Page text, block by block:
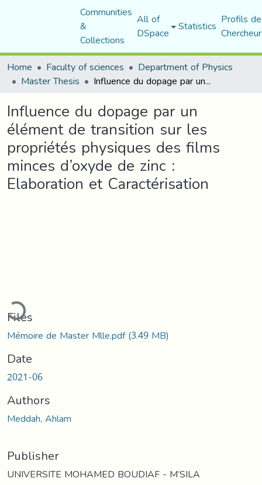
Communities
&
Collections
All of
DSpace Statistics Profils
Home
Faculty of sciences Department of Physics
Master Thesis Influence du dopage par un élément de transition sur les propriétés physiques des films minces d’oxyde de zinc : Elaboration et Caractérisation
Influence du dopage par un
élément de transition sur les
propriétés physiques des films
minces d’oxyde de zinc :
Elaboration et Caractérisation
Files
Mémoire de Master Mlle.pdf(3.49 MB)
Date
2021-06
Authors
Meddah, Ahlam
Publisher
UNIVERSITE MOHAMED BOUDIAF - M’SILA